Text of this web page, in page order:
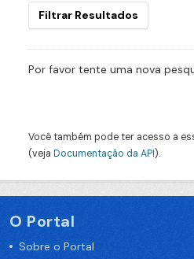
Filtrar Resultados
Por favor tente uma nova
Você também pode ter acesso a
(veja Documentação da API).
O Portal
Sobre o Portal